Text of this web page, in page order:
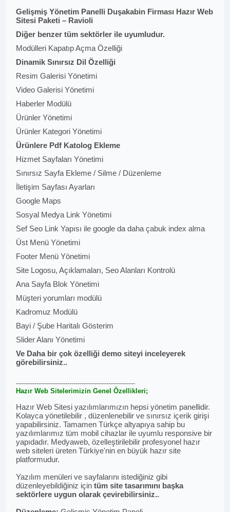
Gelişmiş Yönetim Panelli Duşakabin Firması Hazır Web
Sitesi Paketi – Ravioli
Diğer benzer tüm sektörler ile uyumludur.
Modülleri Kapatıp Açma Özelliği
Dinamik Sınırsız Dil Özelliği
Resim Galerisi Yönetimi
Video Galerisi Yönetimi
Haberler Modülü
Ürünler Yönetimi
Ürünler Kategori Yönetimi
Ürünlere Pdf Katolog Ekleme
Hizmet Sayfaları Yönetimi
Sınırsız Sayfa Ekleme / Silme / Düzenleme
İletişim Sayfası Ayarları
Google Maps
Sosyal Medya Link Yönetimi
Sef Seo Link Yapısı ile google da daha çabuk index alma
Üst Menü Yönetimi
Footer Menü Yönetimi
Site Logosu, Açıklamaları, Seo Alanları Kontrolü
Ana Sayfa Blok Yönetimi
Müşteri yorumları modülü
Kadromuz Modülü
Bayi / Şube Haritalı Gösterim
Slider Alanı Yönetimi
Ve Daha bir çok özelliği demo siteyi inceleyerek
görebilirsiniz..
----------------------------------------------------------
Hazır Web Sitelerimizin Genel Özellikleri;
Hazır Web Sitesi yazılımlarımızın hepsi yönetim panellidir.
Kolayca yönetilebilir , düzenlenebilir ve sınırsız içerik girişi
yapabilirsiniz. Tamamen Türkçe altyapıya sahip bu
yazılımlarımız tüm mobil cihazlar ile uyumlu responsive bir
yapıdadır. Medyaweb, özelleştirilebilir profesyonel hazır
web siteleri üreten Türkiye'nin en büyük hazır site
platformudur.
Yazılım menüleri ve sayfalarını istediğiniz gibi
düzenleyebildiğiniz içintüm site tasarımını başka
sektörlere uygun olarak çevirebilirsiniz..